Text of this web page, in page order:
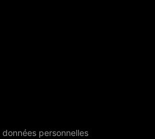
personnelles